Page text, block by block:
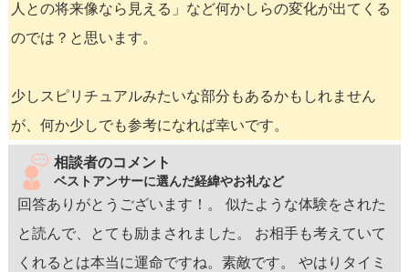
人との将来像なら見える」など何かしらの変化が出てくる
のでは？と思います。
少しスピリチュアルみたいな部分もあるかもしれません
が、何か少しでも参考になれば幸いです。
相談者のコメント
ベストアンサーに選んだ経緯やお礼など
回答ありがとうございます！。 似たような体験をされた
と読んで、とても励まされました。 お相手も考えていて
くれるとは本当に運命ですね。素敵です。 やはりタイミ